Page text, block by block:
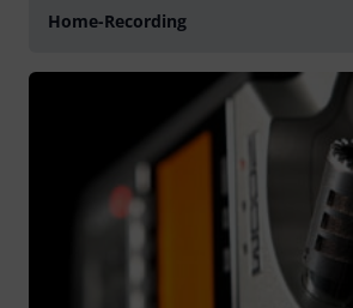
Home-Recording